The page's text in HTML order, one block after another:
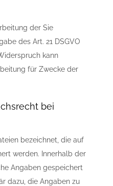
der Sie
des Art. 21 DSGVO
kann
für Zwecke der
bei
bezeichnet, die auf
werden. Innerhalb der
Angaben gespeichert
dazu, die Angaben zu